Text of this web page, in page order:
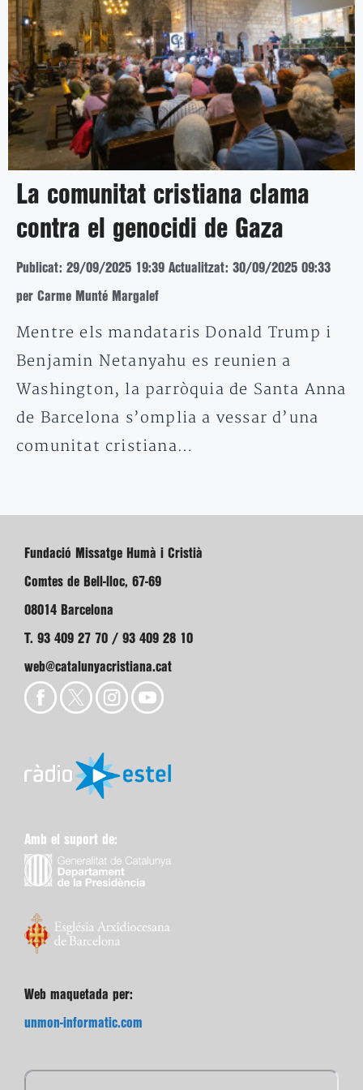
La comunitat cristiana clama
contra el genocidi de Gaza
Publicat: 29/09/2025 19:39 Actualitzat: 30/09/2025 09:33
per Carme Munté Margalef
Mentre els mandataris Donald Trump i
Benjamin Netanyahu es reunien a
Washington, la parròquia de Santa Anna
de Barcelona s’omplia a vessar d’una
comunitat cristiana…
Fundació Missatge Humà i Cristià
Comtes de Bell-lloc, 67-69
08014 Barcelona
T. 93 409 27 70 / 93 409 28 10
web@catalunyacristiana.cat
Amb el suport de:
Web maquetada per:
unmon-informatic.com